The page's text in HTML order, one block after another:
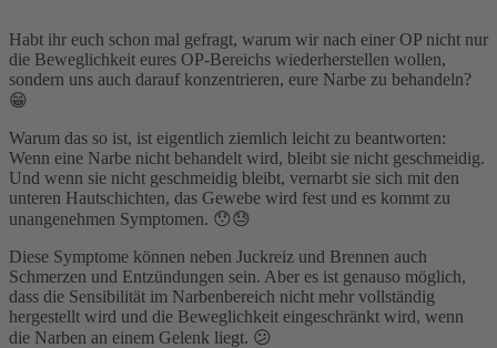
Habt ihr euch schon mal gefragt, warum wir nach einer OP nicht nur
die Beweglichkeit eures OP-Bereichs wiederherstellen wollen,
sondern uns auch darauf konzentrieren, eure Narbe zu behandeln?
😁
Warum das so ist, ist eigentlich ziemlich leicht zu beantworten:
Wenn eine Narbe nicht behandelt wird, bleibt sie nicht geschmeidig.
Und wenn sie nicht geschmeidig bleibt, vernarbt sie sich mit den
unteren Hautschichten, das Gewebe wird fest und es kommt zu
unangenehmen Symptomen. 😯😓
Diese Symptome können neben Juckreiz und Brennen auch
Schmerzen und Entzündungen sein. Aber es ist genauso möglich,
dass die Sensibilität im Narbenbereich nicht mehr vollständig
hergestellt wird und die Beweglichkeit eingeschränkt wird, wenn
die Narben an einem Gelenk liegt. 😕